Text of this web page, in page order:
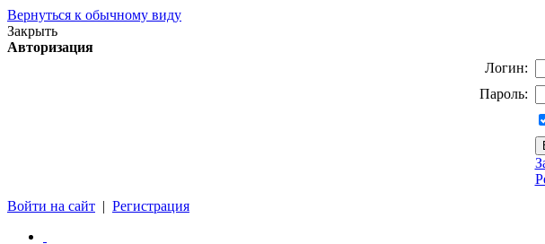
Вернуться к обычному виду
Закрыть
Авторизация
Логин:
Пароль:
Войти на сайт | Регистрация